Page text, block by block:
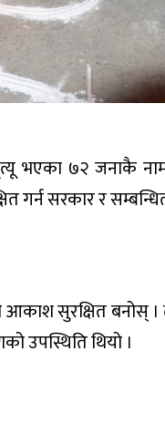
भएका ७२ जनाकै
गर्न सरकार र
सुरक्षित बनोस् ।
उपस्थिति थियो ।